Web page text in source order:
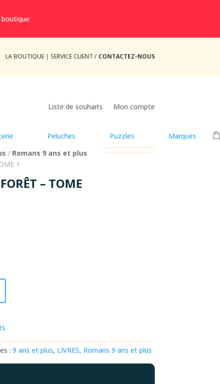
LA BOUTIQUE| SERVICE CLIENT / CONTACTEZ-NOUS
Liste de souhaits Mon compte
Peluches Puzzles
Marques
/ Romans 9 ans et plus
1
– TOME
:9 ans et plus, LIVRES, Romans 9 ans et plus